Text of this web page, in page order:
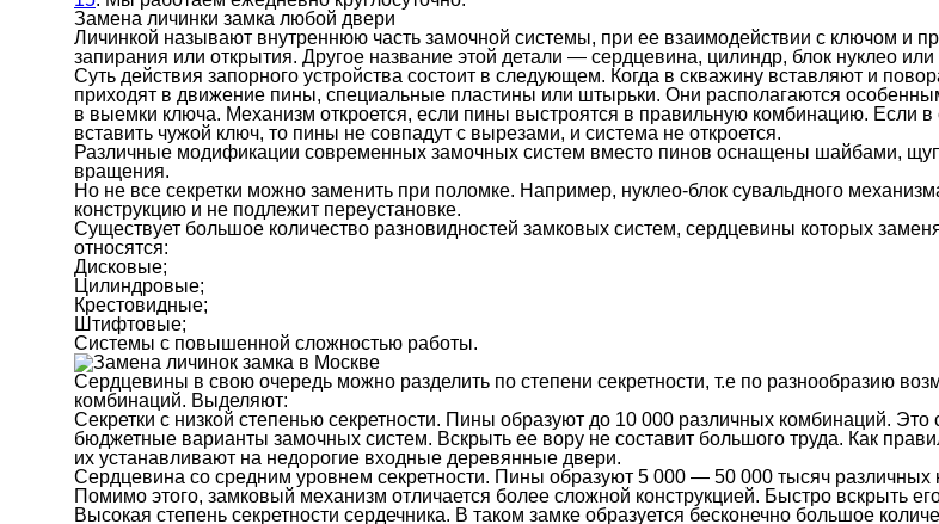
Замена личинки замка любой двери
Личинкой называют внутреннюю часть замочной системы, при ее взаимодействии с ключом и
запирания или открытия. Другое название этой детали — сердцевина, цилиндр, блок нуклео или
Суть действия запорного устройства состоит в следующем. Когда в скважину вставляют и
приходят в движение пины, специальные пластины или штырьки. Они располагаются
в выемки ключа. Механизм откроется, если пины выстроятся в правильную комбинацию. Если в
вставить чужой ключ, то пины не совпадут с вырезами, и система не откроется.
Различные модификации современных замочных систем вместо пинов оснащены шайбами,
вращения.
Но не все секретки можно заменить при поломке. Например, нуклео-блок сувальдного
конструкцию и не подлежит переустановке.
Существует большое количество разновидностей замковых систем, сердцевины которых
относятся:
Дисковые;
Цилиндровые;
Крестовидные;
Штифтовые;
Системы с повышенной сложностью работы.
Сердцевины в свою очередь можно разделить по степени секретности, т.е по разнообразию
комбинаций. Выделяют:
Секретки с низкой степенью секретности. Пины образуют до 10 000 различных комбинаций.
бюджетные варианты замочных систем. Вскрыть ее вору не составит большого труда. Как
их устанавливают на недорогие входные деревянные двери.
Сердцевина со средним уровнем секретности. Пины образуют 5 000 — 50 000 тысяч различных
Помимо этого, замковый механизм отличается более сложной конструкцией. Быстро вскрыть
Высокая степень секретности сердечника. В таком замке образуется бесконечно большое